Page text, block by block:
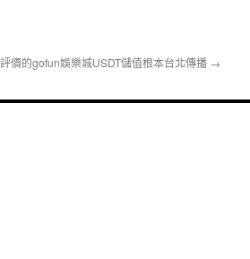
價的gofun娛樂城USDT儲值根本台北傳播 →